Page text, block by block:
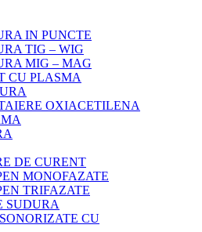
IN PUNCTE
TIG – WIG
MIG – MAG
CU PLASMA
OXIACETILENA
DE CURENT
MONOFAZATE
TRIFAZATE
SUDURA
CU